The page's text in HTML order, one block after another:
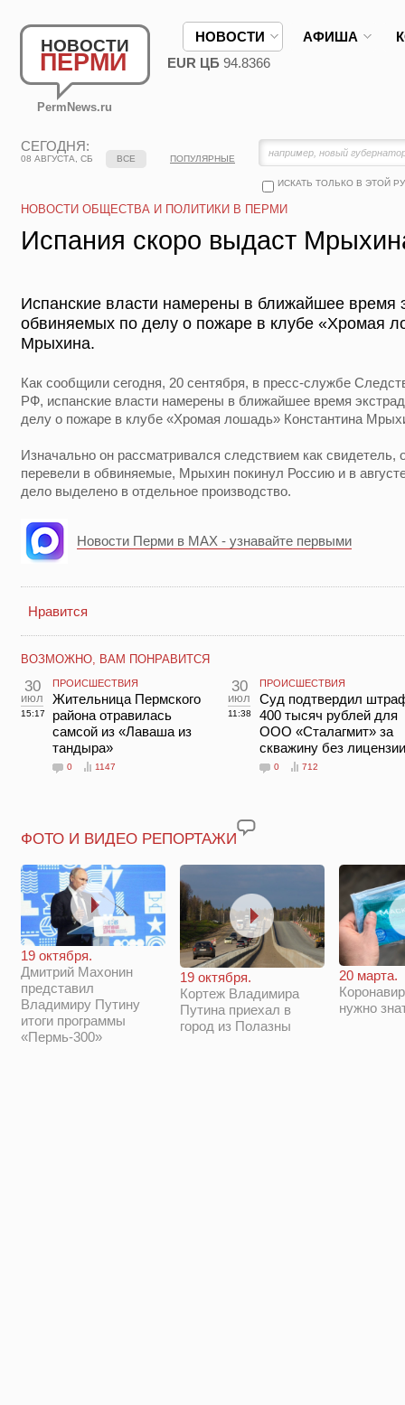
НОВОСТИ
ПЕРМИ
PermNews.ru
НОВОСТИ АФИША
EUR ЦБ 94.8366
СЕГОДНЯ:
08 АВГУСТА, СБ
ИСКАТЬ ТОЛЬКО В ЭТОЙ
ВСЕ ПОПУЛЯРНЫЕ
НОВОСТИ ОБЩЕСТВА И ПОЛИТИКИ В ПЕРМИ
Испания скоро выдаст
Испанские власти намерены в ближайшее время
обвиняемых по делу о пожаре в клубе «Хромая
Мрыхина.
Как сообщили сегодня, 20 сентября, в пресс-службе
РФ, испанские власти намерены в ближайшее время
делу о пожаре в клубе «Хромая лошадь» Константина
Изначально он рассматривался следствием как свидетель,
перевели в обвиняемые, Мрыхин покинул Россию и в
дело выделено в отдельное производство.
Новости Перми в MAX - узнавайте первыми
Нравится
ВОЗМОЖНО, ВАМ ПОНРАВИТСЯ
30
июл
15:17
ПРОИСШЕСТВИЯ
Жительница Пермского
района отравилась
самсой из «Лаваша из
тандыра»
0 1147
30
июл
11:38
ПРОИСШЕСТВИЯ
Суд подтвердил
400 тысяч рублей для
ООО «Сталагмит» за
скважину без лицензии
0 712
ФОТО И ВИДЕО РЕПОРТАЖИ
19 октября.
Дмитрий Махонин
представил
Владимиру Путину
итоги программы
«Пермь-300»
19 октября.
Кортеж Владимира
Путина приехал в
город из Полазны
20 марта.
нужно